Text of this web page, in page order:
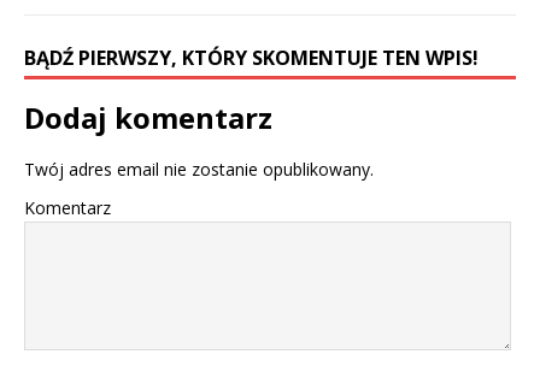
BĄDŹ PIERWSZY, KTÓRY SKOMENTUJE TEN WPIS!
Dodaj komentarz
Twój adres email nie zostanie opublikowany.
Komentarz